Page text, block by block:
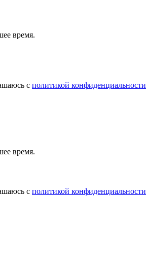
время.
с политикой конфиденциальности
время.
с политикой конфиденциальности